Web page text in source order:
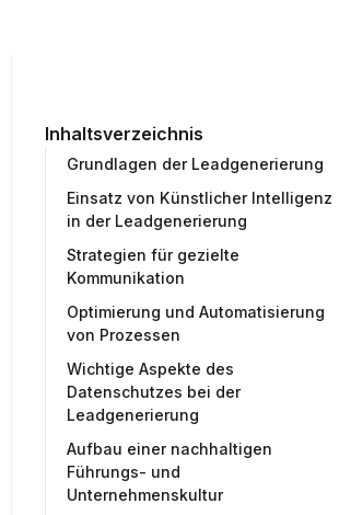
Inhaltsverzeichnis
Grundlagen der Leadgenerierung
Einsatz von Künstlicher Intelligenz
in der Leadgenerierung
Strategien für gezielte
Kommunikation
Optimierung und Automatisierung
von Prozessen
Wichtige Aspekte des
Datenschutzes bei der
Leadgenerierung
Aufbau einer nachhaltigen
Führungs- und
Unternehmenskultur